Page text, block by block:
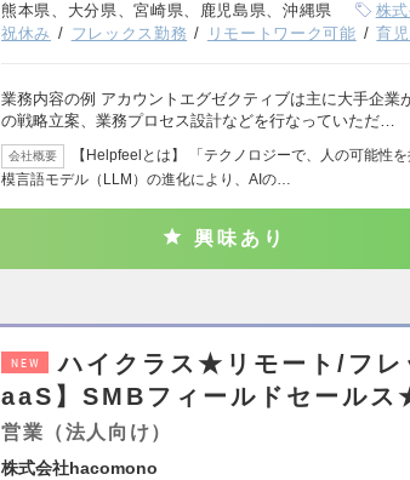
熊本県、大分県、宮崎県、鹿児島県、沖縄県
株
祝休み
フレックス勤務 リモートワーク可能 育
業務内容の例 アカウントエグゼクティブは主に大手企業
の戦略立案、業務プロセス設計などを行なっていただ…
会社概要
【Helpfeelとは】 「テクノロジーで、人の可能性
模言語モデル（LLM）の進化により、AIの…
興味あり
NEW
ハイクラス★リモート/フレ
aaS】SMBフィールドセール
営業（法人向け）
株式会社hacomono